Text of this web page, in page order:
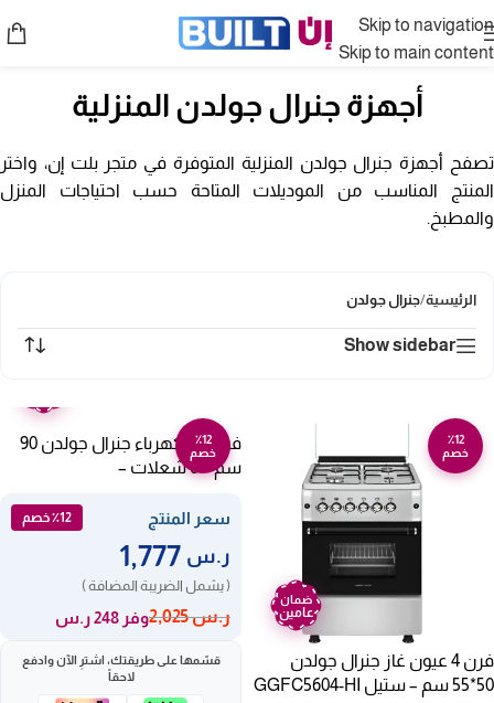
Skip to navigation
Skip to main content
أجهزة جنرال جولدن المنزلية
تصفح أجهزة جنرال جولدن المنزلية المتوفرة في متجر بلت إن، واختر
المنتج المناسب من الموديلات المتاحة حسب احتياجات المنزل
والمطبخ.
الرئيسية/جنرال جولدن
Show sidebar
٪12
خصم
ضمان
عامين
فرن 4 عيون غاز جنرال جولدن
50*55 سم – ستيل GGFC5604-HI
٪12
خصم
فرن غاز كهرباء جنرال جولدن 90
سم – 6 شعلات –
سعر المنتج
٪12 خصم
ر.س
( يشمل الضريبة المضافة )
ر.س2,025 وفر 248 ر.س
قسّمها على طريقتك، اشترِ الآن وادفع
لاحقاً